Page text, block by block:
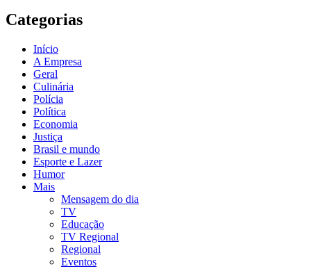
Categorias
Início
A Empresa
Geral
Culinária
Polícia
Política
Economia
Justiça
Brasil e mundo
Esporte e Lazer
Humor
Mais
Mensagem do dia
TV
Educação
TV Regional
Regional
Eventos